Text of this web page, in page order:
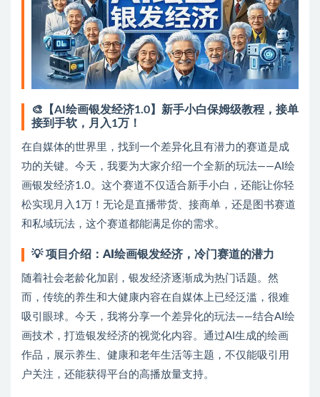
🎨【AI绘画银发经济1.0】新手小白保姆级教程，接单
接到手软，月入1万！
在自媒体的世界里，找到一个差异化且有潜力的赛道是成
功的关键。今天，我要为大家介绍一个全新的玩法——AI绘
画银发经济1.0。这个赛道不仅适合新手小白，还能让你轻
松实现月入1万！无论是直播带货、接商单，还是图书赛道
和私域玩法，这个赛道都能满足你的需求。
💡项目介绍：AI绘画银发经济，冷门赛道的潜力
随着社会老龄化加剧，银发经济逐渐成为热门话题。然
而，传统的养生和大健康内容在自媒体上已经泛滥，很难
吸引眼球。今天，我将分享一个差异化的玩法——结合AI绘
画技术，打造银发经济的视觉化内容。通过AI生成的绘画
作品，展示养生、健康和老年生活等主题，不仅能吸引用
户关注，还能获得平台的高播放量支持。